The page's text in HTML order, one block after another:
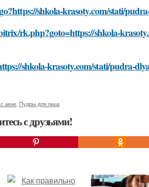
shkola-krasoty.com/stati/
rk.php?goto=https://shkola-
shkola-krasoty.com/stati/pudra-
акне Пудры для лица
с друзьями!